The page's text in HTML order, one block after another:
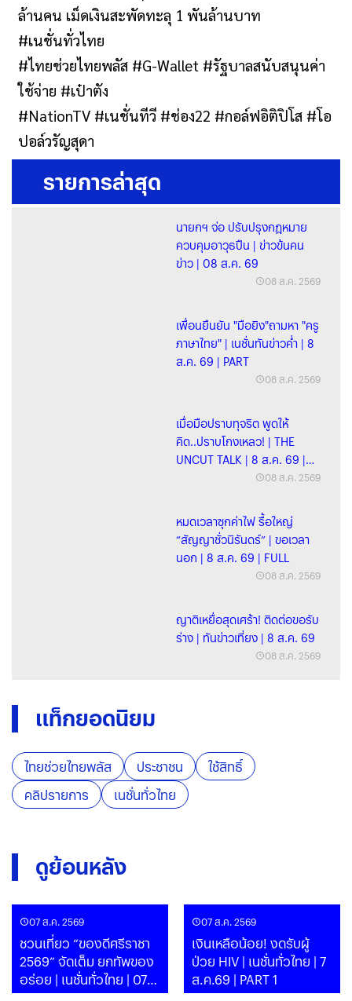
ล้านคน เม็ดเงินสะพัดทะลุ 1 พันล้านบาท
#เนชั่นทั่วไทย
#ไทยช่วยไทยพลัส #G-Wallet #รัฐบาลสนับสนุนค่า
ใช้จ่าย #เป๋าตัง
#NationTV #เนชั่นทีวี #ช่อง22 #กอล์ฟอิติปิโส #โอ
ปอล์วรัญสุดา
รายการล่าสุด
นายกฯ จ่อ ปรับปรุงกฎหมาย
ควบคุมอาวุธปืน | ข่าวข้นคน
ข่าว | 08 ส.ค. 69
08 ส.ค. 2569
เพื่อนยืนยัน "มือยิง"ถามหา "ครู
ภาษาไทย" | เนชั่นทันข่าวค่ำ | 8
ส.ค. 69 | PART
08 ส.ค. 2569
เมื่อมือปราบทุจริต พูดให้
คิด..ปราบโกงเหลว! | THE
UNCUT TALK | 8 ส.ค. 69 |
08 ส.ค. 2569
หมดเวลาซุกค่าไฟ รื้อใหญ่
“สัญญาชั่วนิรันดร์” | ขอเวลา
นอก | 8 ส.ค. 69 | FULL
08 ส.ค. 2569
ญาติเหยื่อสุดเศร้า! ติดต่อขอรับ
ร่าง | ทันข่าวเที่ยง | 8 ส.ค. 69
08 ส.ค. 2569
แท็กยอดนิยม
ไทยช่วยไทยพลัส ประชาชน
ใช้สิทธิ์
คลิปรายการ
เนชั่นทั่วไทย
ดูย้อนหลัง
07 ส.ค. 2569
ชวนเที่ยว “ของดีศรีราชา
2569” จัดเต็ม ยกทัพของ
อร่อย | เนชั่นทั่วไทย | 07
07 ส.ค. 2569
เงินเหลือน้อย! งดรับผู้
ป่วย HIV | เนชั่นทั่วไทย | 7
ส.ค.69 | PART 1